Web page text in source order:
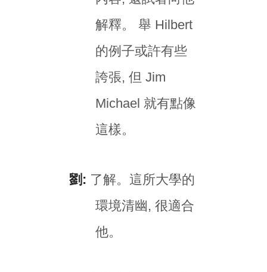
解釋。 舉 Hilbert
的例子或許有些
誇張, 但 Jim
Michael 就有點像
這樣。
劉: 了解。這所大學的
環境清幽, 很適合
他。